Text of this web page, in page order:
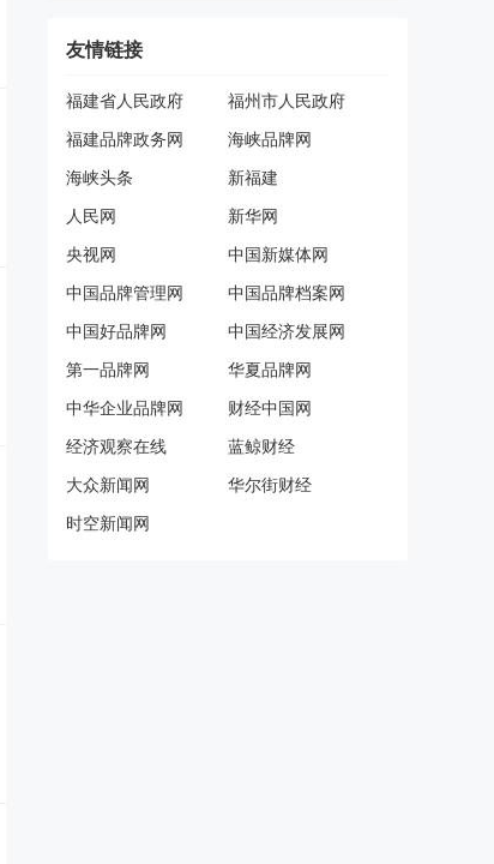
友情链接
福建省人民政府
福州市人民政府
福建品牌政务网
海峡品牌网
海峡头条
新福建
人民网
新华网
央视网
中国新媒体网
中国品牌管理网
中国品牌档案网
中国好品牌网
中国经济发展网
第一品牌网
华夏品牌网
中华企业品牌网
财经中国网
经济观察在线
蓝鲸财经
大众新闻网
华尔街财经
时空新闻网